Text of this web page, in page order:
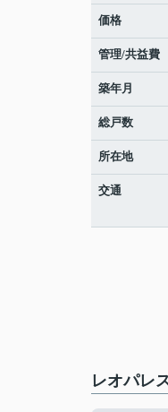
価格
管理/共益費
築年月
総戸数
所在地
交通
レオパレ